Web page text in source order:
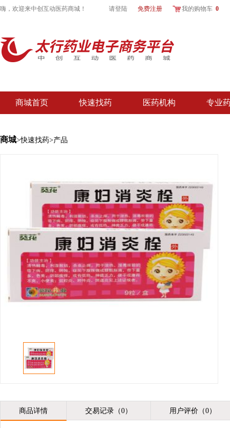
嗨，欢迎来中创互动医药商城 ！ 请登陆 免费注册 我的购物车 0
商城首页 快速找药 医药机构 专业
商城>快速找药>产品
商品详情 交易记录（0） 用户评价（0）